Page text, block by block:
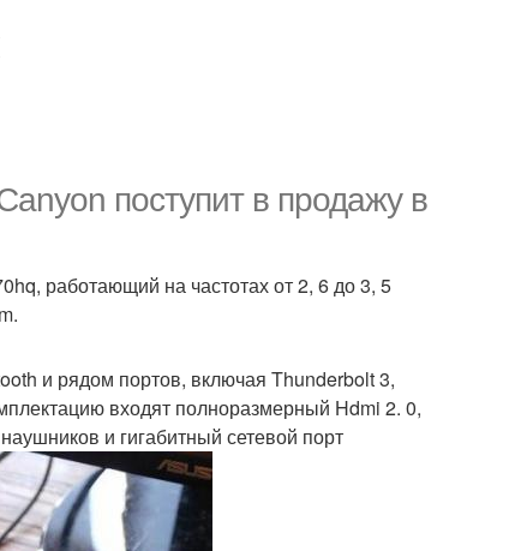
поступит в продажу в
работающий на частотах от 2, 6 до 3, 5
и рядом портов, включая Thunderbolt 3,
входят полноразмерный Hdmi 2. 0,
и гигабитный сетевой порт